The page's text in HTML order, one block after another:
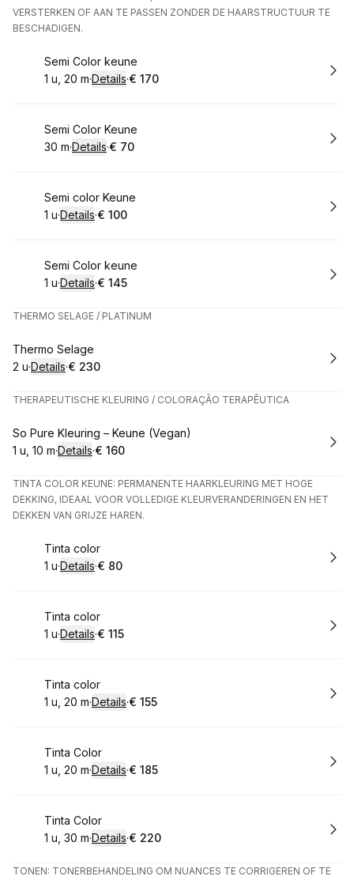
VERSTERKEN OF AAN TE PASSEN ZONDER DE HAARSTRUCTUUR TE
BESCHADIGEN.
Boek
Semi Color keune
. Duur:
1 u, 20 m·Details·
.Prijs:
€ 170
Boek
Semi Color Keune
.Duur:
30 m·Details·
.Prijs:
€ 70
Boek
Semi color Keune
. Duur:
1 u·Details·
.Prijs:
€ 100
Boek
Semi Color keune
. Duur:
1 u·Details·
.Prijs:
€ 145
THERMO SELAGE / PLATINUM
Boek
Thermo Selage
. Duur:
2 u·Details·
.Prijs:
€ 230
THERAPEUTISCHE KLEURING / COLORAÇÃO TERAPÊUTICA
Boek
So Pure Kleuring – Keune (Vegan)
. Duur:
1 u, 10 m·Details·
.Prijs:
€ 160
TINTA COLOR KEUNE: PERMANENTE HAARKLEURING MET HOGE
DEKKING, IDEAAL VOOR VOLLEDIGE KLEURVERANDERINGEN EN HET
DEKKEN VAN GRIJZE HAREN.
Boek
Tinta color
. Duur:
1 u·Details·
.Prijs:
€ 80
Boek
Tinta color
. Duur:
1 u·Details·
.Prijs:
€ 115
Boek
Tinta color
. Duur:
1 u, 20 m·Details·
.Prijs:
€ 155
Boek
Tinta Color
. Duur:
1 u, 20 m·Details·
.Prijs:
€ 185
Boek
Tinta Color
. Duur:
1 u, 30 m·Details·
.Prijs:
€ 220
TONEN: TONERBEHANDELING OM NUANCES TE CORRIGEREN OF TE